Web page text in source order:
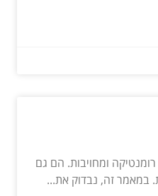
ומחויבות. הם גם
במאמר זה, נבדוק את...